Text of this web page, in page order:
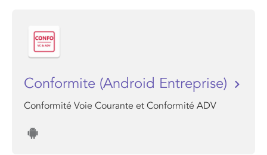
Conformite (Android Entreprise)
Conformité Voie Courante et Conformité ADV